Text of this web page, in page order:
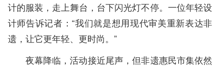
计的服装，走上舞台，台下闪光灯不停。一位年轻设
计师告诉记者：“我们就是想用现代审美重新表达非
遗，让它更年轻、更时尚。”
夜幕降临，活动接近尾声，但非遗惠民市集依然